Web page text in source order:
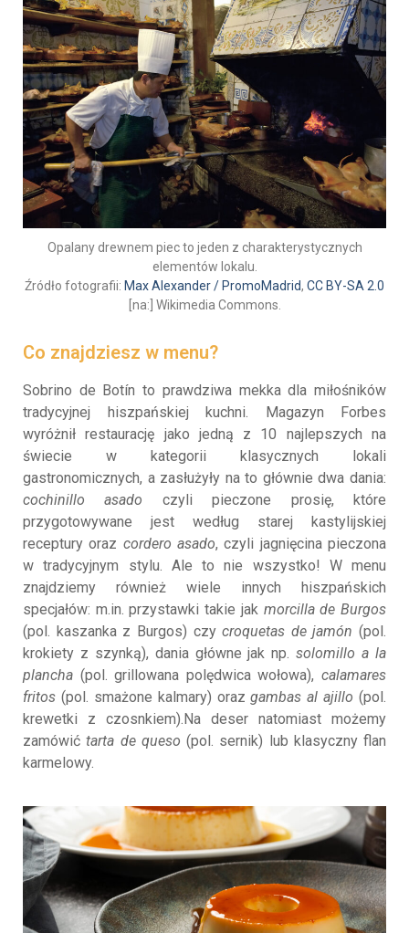
Opalany drewnem piec to jeden z charakterystycznych
elementów lokalu.
Źródło fotografii: Max Alexander / PromoMadrid, CC BY-SA 2.0
[na:] Wikimedia Commons.
Co znajdziesz w menu?
Sobrino de Botín to prawdziwa mekka dla miłośników
tradycyjnej hiszpańskiej kuchni. Magazyn Forbes
wyróżnił restaurację jako jedną z 10 najlepszych na
świecie w kategorii klasycznych lokali
gastronomicznych, a zasłużyły na to głównie dwa dania:
cochinillo asado czyli pieczone prosię, które
przygotowywane jest według starej kastylijskiej
receptury oraz cordero asado, czyli jagnięcina pieczona
w tradycyjnym stylu. Ale to nie wszystko! W menu
znajdziemy również wiele innych hiszpańskich
specjałów: m.in. przystawki takie jak morcilla de Burgos
(pol. kaszanka z Burgos) czycroquetas de jamón (pol.
krokiety z szynką), dania główne jak np.solomillo a la
plancha (pol. grillowana polędwica wołowa), calamares
fritos (pol. smażone kalmary) orazgambas al ajillo (pol.
krewetki z czosnkiem).Na deser natomiast możemy
zamówićtarta de queso (pol. sernik) lub klasyczny flan
karmelowy.